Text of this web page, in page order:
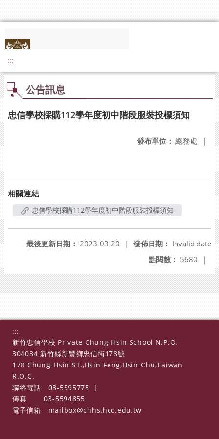
:::
公告訊息
忠信學校採購112學年度初中階段服裝投標須知
發布單位： 總務處 |
相關連結
忠信學校採購112學年度初中階段服裝投標須知
發佈日期： Invalid date
最後更新日期： 2023-03-20
|
點閱數： 5680 |
:::
新竹忠信學校 Private Chung-Hsin School N.P.O.
304034 新竹縣新豐鄉忠信街178號
178 Chung-Hsin ST.,Hsin-Feng,Hsin-Chu,Taiwan
R.O.C.
聯絡電話
03-5595775
|
傳真
03-5594855
電子信箱
mailbox@chhs.hcc.edu.tw